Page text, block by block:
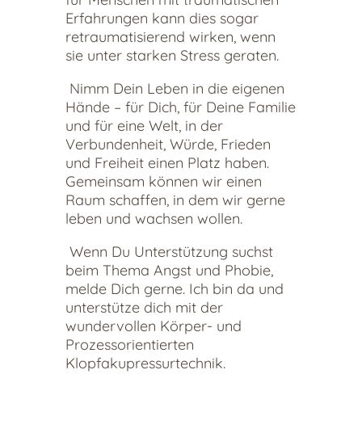
Erfahrungen kann dies sogar
retraumatisierend wirken, wenn
sie unter starken Stress geraten.
Nimm Dein Leben in die eigenen
Hände – für Dich, für Deine Familie
und für eine Welt, in der
Verbundenheit, Würde, Frieden
und Freiheit einen Platz haben.
Gemeinsam können wir einen
Raum schaffen, in dem wir gerne
leben und wachsen wollen.
Wenn Du Unterstützung suchst
beim Thema Angst und Phobie,
melde Dich gerne. Ich bin da und
unterstütze dich mit der
wundervollen Körper- und
Prozessorientierten
Klopfakupressurtechnik.